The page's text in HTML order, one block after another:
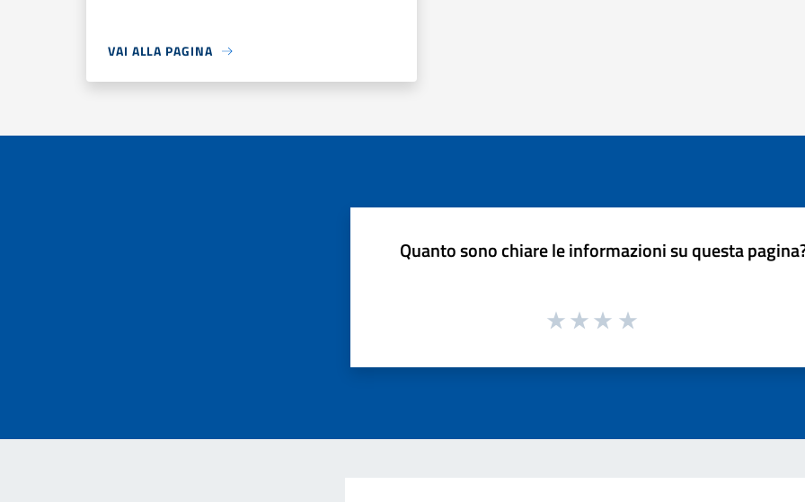
VAI ALLA PAGINA
Quanto sono chiare le informazioni su questa